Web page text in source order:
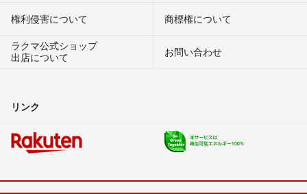
権利侵害について
商標権について
ラクマ公式ショップ
出店について
お問い合わせ
リンク